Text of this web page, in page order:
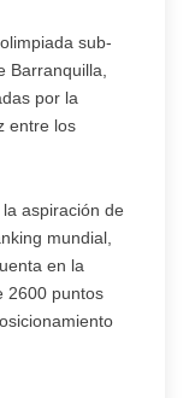
sub-
Barranquilla,
por la
entre los
aspiración de
mundial,
en la
2600 puntos